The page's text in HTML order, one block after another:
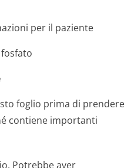
per il paziente
foglio prima di prendere
contiene importanti
Potrebbe aver